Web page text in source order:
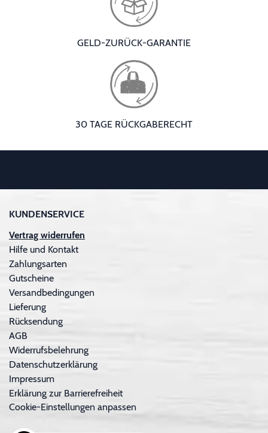
GELD-ZURÜCK-GARANTIE
30 TAGE RÜCKGABERECHT
KUNDENSERVICE
Vertrag widerrufen
Hilfe und Kontakt
Zahlungsarten
Gutscheine
Versandbedingungen
Lieferung
Rücksendung
AGB
Widerrufsbelehrung
Datenschutzerklärung
Impressum
Erklärung zur Barrierefreiheit
Cookie-Einstellungen anpassen